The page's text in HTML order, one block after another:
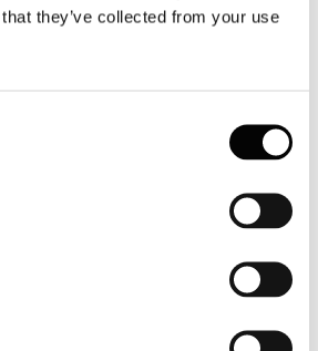
they’ve collected from your use
regionale - Interventi per la
n. 34 del 6 marzo 1998)
n. 7 del 4 marzo 1998 105 KB)
alla legge regionale 4 marzo